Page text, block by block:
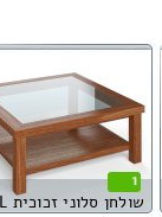
1
שולחן סלוני זכוכית XL